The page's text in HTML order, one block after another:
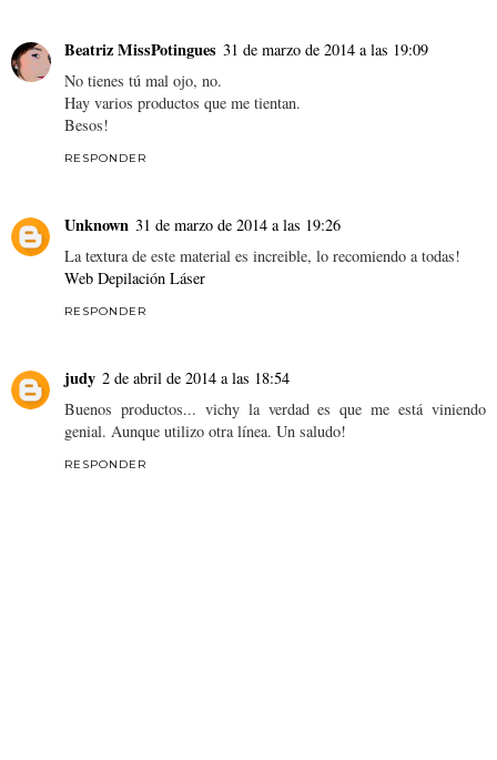
Beatriz MissPotingues 31 de marzo de 2014 a las 19:09
No tienes tú mal ojo, no.
Hay varios productos que me tientan.
Besos!
RESPONDER
Unknown 31 de marzo de 2014 a las 19:26
La textura de este material es increible, lo recomiendo a todas!
Web Depilación Láser
RESPONDER
judy 2 de abril de 2014 a las 18:54
Buenos productos... vichy la verdad es que me está viniendo
genial. Aunque utilizo otra línea. Un saludo!
RESPONDER